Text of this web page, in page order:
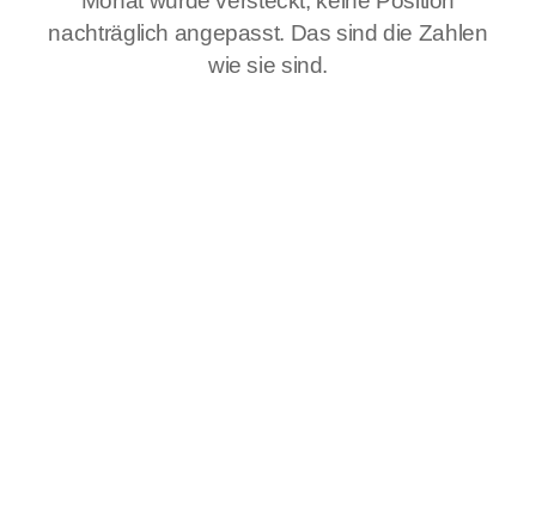
nachträglich angepasst. Das sind die Zahlen
wie sie sind.